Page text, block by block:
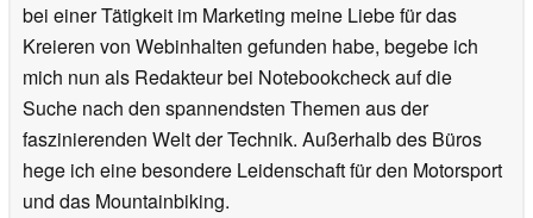
bei einer Tätigkeit im Marketing meine Liebe für das
Kreieren von Webinhalten gefunden habe, begebe ich
mich nun als Redakteur bei Notebookcheck auf die
Suche nach den spannendsten Themen aus der
faszinierenden Welt der Technik. Außerhalb des Büros
hege ich eine besondere Leidenschaft für den Motorsport
und das Mountainbiking.